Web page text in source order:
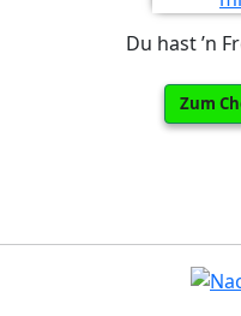
Du hast ’n
Zum